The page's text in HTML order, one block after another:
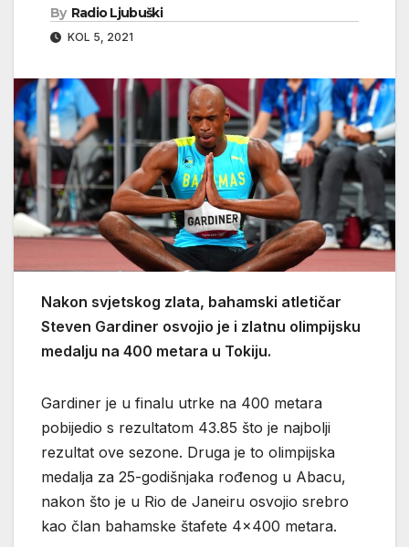
By Radio Ljubuški
KOL 5, 2021
Nakon svjetskog zlata, bahamski atletičar
Steven Gardiner osvojio je i zlatnu olimpijsku
medalju na 400 metara u Tokiju.
Gardiner je u finalu utrke na 400 metara
pobijedio s rezultatom 43.85 što je najbolji
rezultat ove sezone. Druga je to olimpijska
medalja za 25-godišnjaka rođenog u Abacu,
nakon što je u Rio de Janeiru osvojio srebro
kao član bahamske štafete 4×400 metara.